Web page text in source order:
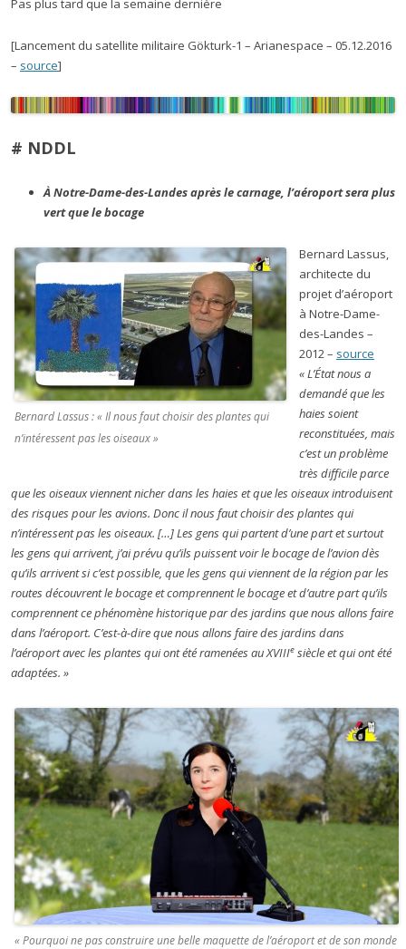
Pas plus tard que la semaine dernière
[Lancement du satellite militaire Gökturk-1 – Arianespace – 05.12.2016
– source]
# NDDL
À Notre-Dame-des-Landes après le carnage, l’aéroport sera plus
vert que le bocage
Bernard Lassus : « Il nous faut choisir des plantes qui
n’intéressent pas les oiseaux »
Bernard Lassus,
architecte du
projet d’aéroport
à Notre-Dame-
des-Landes –
2012 – source
« L’État nous a
demandé que les
haies soient
reconstituées, mais
c’est un problème
très difficile parce
que les oiseaux viennent nicher dans les haies et que les oiseaux introduisent
des risques pour les avions. Donc il nous faut choisir des plantes qui
n’intéressent pas les oiseaux. […] Les gens qui partent d’une part et surtout
les gens qui arrivent, j’ai prévu qu’ils puissent voir le bocage de l’avion dès
qu’ils arrivent si c’est possible, que les gens qui viennent de la région par les
routes découvrent le bocage et comprennent le bocage et d’autre part qu’ils
comprennent ce phénomène historique par des jardins que nous allons faire
dans l’aéroport. C’est-à-dire que nous allons faire des jardins dans
l’aéroport avec les plantes qui ont été ramenées au XVIIIe siècle et qui ont été
adaptées. »
« Pourquoi ne pas construire une belle maquette de l’aéroport et de son monde